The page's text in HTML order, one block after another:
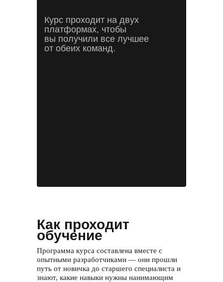
Курс проходит на двух
платформах, чтобы
вы получили все лучшее
от обеих команд.
Как проходит
обучение
Программа курса составлена вместе с
опытными разработчиками — они прошли
путь от новичка до старшего специалиста и
знают, какие навыки нужны нанимающим